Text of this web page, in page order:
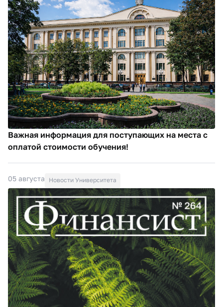
Важная информация для поступающих на места с
оплатой стоимости обучения!
05 августа Новости Университета